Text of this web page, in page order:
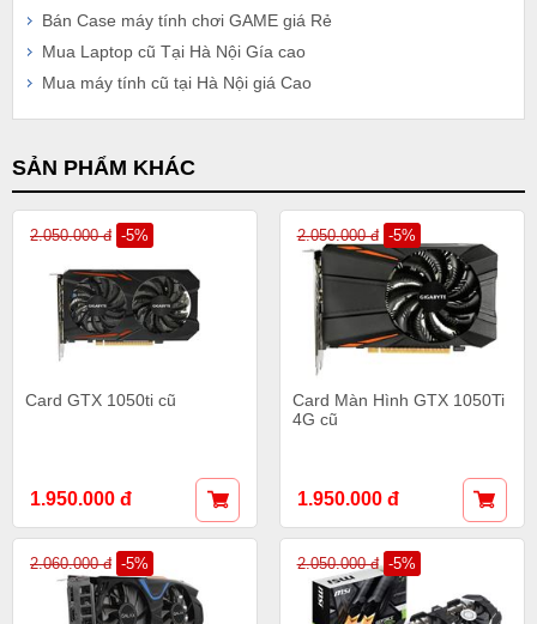
Bán Case máy tính chơi GAME giá Rẻ
Mua Laptop cũ Tại Hà Nội Gía cao
Mua máy tính cũ tại Hà Nội giá Cao
SẢN PHẨM KHÁC
Card GTX 1050ti cũ
1.950.000 đ
2.050.000 đ -5%
Card Màn Hình GTX 1050Ti
4G cũ
1.950.000 đ
2.050.000 đ -5%
2.060.000 đ -5% 2.050.000 đ -5%